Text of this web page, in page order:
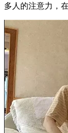
多人的注意力，